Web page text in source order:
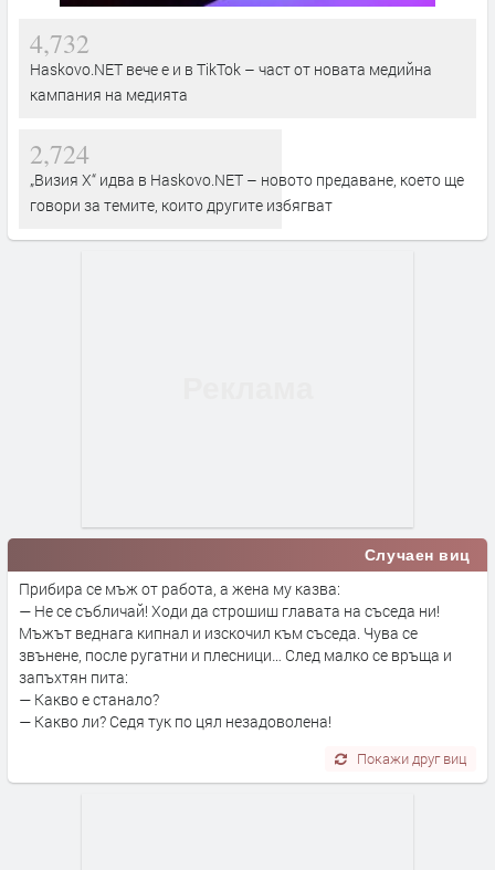
4,732
Haskovo.NET вече е и в TikTok – част от новата медийна
кампания на медията
2,724
„Визия Х“ идва в Haskovo.NET – новото предаване, което ще
говори за темите, които другите избягват
Случаен виц
Прибира се мъж от работа, а жена му казва:
— Не се събличай! Ходи да строшиш главата на съседа ни!
Мъжът веднага кипнал и изскочил към съседа. Чува се
звънене, после ругатни и плесници… След малко се връща и
запъхтян пита:
— Какво е станало?
— Какво ли? Седя тук по цял незадоволена!
Покажи друг виц